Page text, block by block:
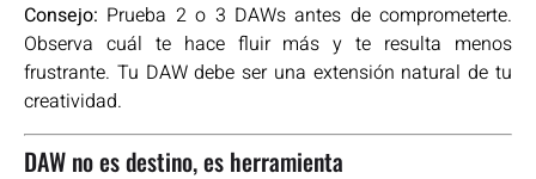
Consejo: Prueba 2 o 3 DAWs antes de comprometerte.
Observa cuál te hace fluir más y te resulta menos
frustrante. Tu DAW debe ser una extensión natural de tu
creatividad.
DAW no es destino, es herramienta